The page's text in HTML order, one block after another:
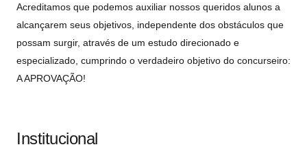
Acreditamos que podemos auxiliar nossos queridos alunos a
alcançarem seus objetivos, independente dos obstáculos que
possam surgir, através de um estudo direcionado e
especializado, cumprindo o verdadeiro objetivo do concurseiro:
A APROVAÇÃO!
Institucional